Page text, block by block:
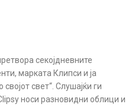
секојдневните
марката Клипси и ја
свет“. Слушајќи ги
носи разновидни облици и